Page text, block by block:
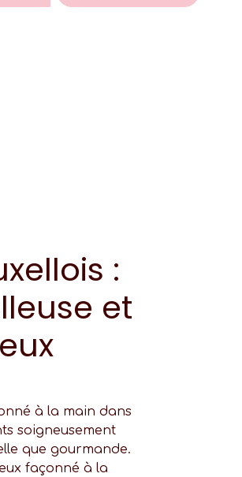
:
et
à la main dans
soigneusement
que gourmande.
façonné à la